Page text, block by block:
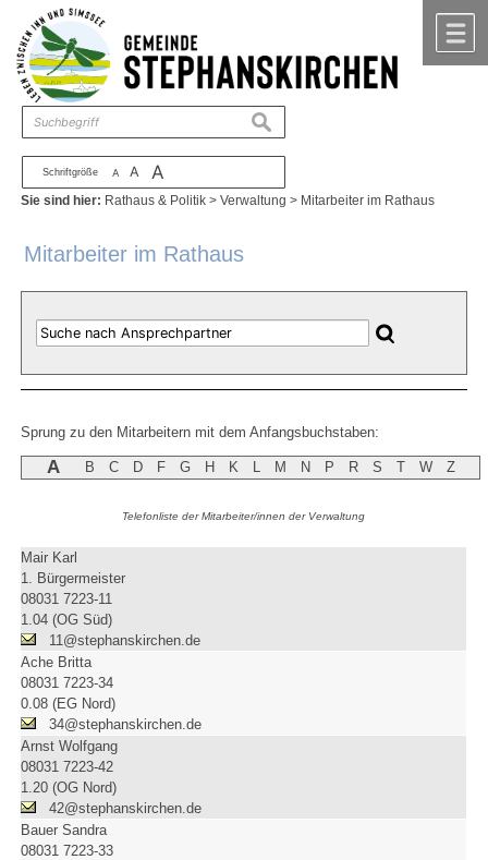
Zum Inhalt ,zur Navigation
Schriftgröße A A A
suchen
Sie sind hier: Rathaus & Politik >Verwaltung > Mitarbeiter im Rathaus
Mitarbeiter im Rathaus
Sprung zu den Mitarbeitern mit dem Anfangsbuchstaben:
A B C D F G H K L M N P R S T W Z
Telefonliste der Mitarbeiter/innen der Verwaltung
Mair Karl
1. Bürgermeister
08031 7223-11
1.04 (OG Süd)
11@stephanskirchen.de
Ache Britta
08031 7223-34
0.08 (EG Nord)
34@stephanskirchen.de
Arnst Wolfgang
08031 7223-42
1.20 (OG Nord)
42@stephanskirchen.de
Bauer Sandra
08031 7223-33